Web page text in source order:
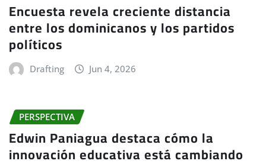
Encuesta revela creciente distancia
entre los dominicanos y los partidos
políticos
Drafting Jun 4, 2026
PERSPECTIVA
Edwin Paniagua destaca cómo la
innovación educativa está cambiando